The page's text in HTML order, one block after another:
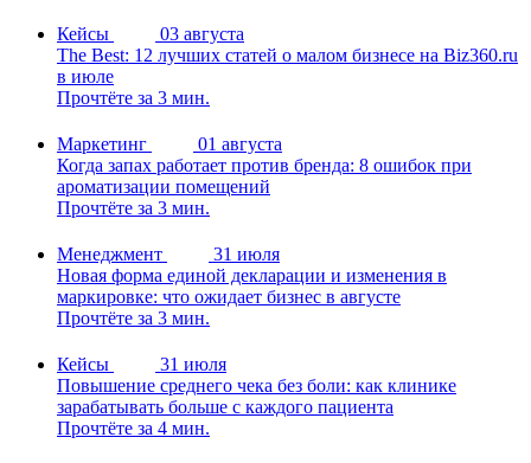
Кейсы
03 августа
The Best: 12 лучших статей о малом бизнесе на Biz360.ru
в июле
Прочтёте за 3 мин.
Маркетинг
01 августа
Когда запах работает против бренда: 8 ошибок при
ароматизации помещений
Прочтёте за 3 мин.
Менеджмент
31 июля
Новая форма единой декларации и изменения в
маркировке: что ожидает бизнес в августе
Прочтёте за 3 мин.
Кейсы
31 июля
Повышение среднего чека без боли: как клинике
зарабатывать больше с каждого пациента
Прочтёте за 4 мин.